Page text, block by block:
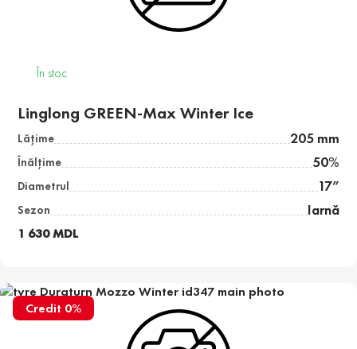
În stoc
Linglong GREEN-Max Winter Ice
Lăţime 205 mm
Înălţime 50%
Diametrul 17”
Sezon Iarnă
1 630 MDL
Credit 0%